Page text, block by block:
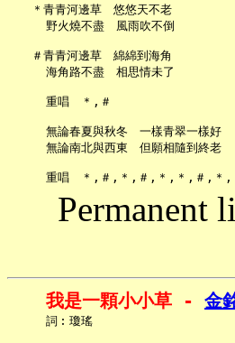
   ＊青青河邊草　悠悠天不老
     野火燒不盡　風雨吹不倒
   ＃青青河邊草　綿綿到海角
     海角路不盡　相思情未了
     重唱　＊,＃
     無論春夏與秋冬　一樣青翠一樣好
     無論南北與西東　但願相隨到終老
Permanent
我是一顆小小草 - 金
     詞︰瓊瑤